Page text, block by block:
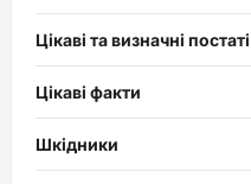
Цікаві та визначні постаті
Цікаві факти
Шкідники